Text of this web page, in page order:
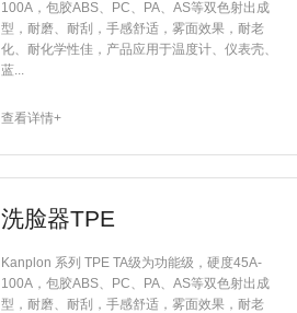
100A，包胶ABS、PC、PA、AS等双色射出成
型，耐磨、耐刮，手感舒适，雾面效果，耐老
化、耐化学性佳，产品应用于温度计、仪表壳、
蓝...
查看详情+
洗脸器TPE
Kanplon 系列 TPE TA级为功能级，硬度45A-
100A，包胶ABS、PC、PA、AS等双色射出成
型，耐磨、耐刮，手感舒适，雾面效果，耐老